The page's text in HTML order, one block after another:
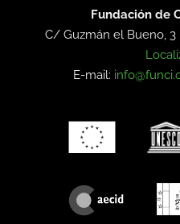
Fundación de
C/ Guzmán el Bueno,
E-mail: